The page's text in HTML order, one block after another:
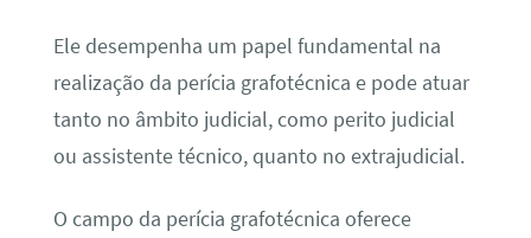
Ele desempenha um papel fundamental na
realização da perícia grafotécnica e pode atuar
tanto no âmbito judicial, como perito judicial
ou assistente técnico, quanto no extrajudicial.
O campo da perícia grafotécnica oferece